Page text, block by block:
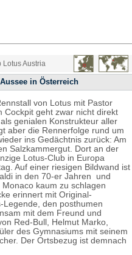
Lotus Austria
in Österreich
von Lotus mit Pastor
Cockpit geht zwar nicht direkt
genialen Konstrukteur aller
aber die Rennerfolge rund um
ins Gedächtnis zurück: Am
Salzkammergut. Dort an der
Lotus-Club in Europa
Auf einer riesigen Bildwand ist
in den 70-er Jahren und
kaum zu schlagen
erinnert mit Original-
Legende, den posthumen
mit dem Freund und
Red-Bull, Helmut Marko,
des Gymnasiums mit seinem
Der Ortsbezug ist demnach